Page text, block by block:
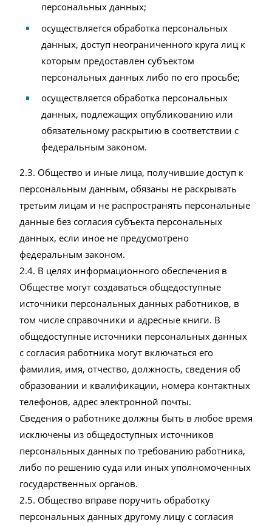
персональных данных;
осуществляется обработка персональных
данных, доступ неограниченного круга лиц к
которым предоставлен субъектом
персональных данных либо по его просьбе;
осуществляется обработка персональных
данных, подлежащих опубликованию или
обязательному раскрытию в соответствии с
федеральным законом.
2.3. Общество и иные лица, получившие доступ к
персональным данным, обязаны не раскрывать
третьим лицам и не распространять персональные
данные без согласия субъекта персональных
данных, если иное не предусмотрено
федеральным законом.
2.4. В целях информационного обеспечения в
Обществе могут создаваться общедоступные
источники персональных данных работников, в
том числе справочники и адресные книги. В
общедоступные источники персональных данных
с согласия работника могут включаться его
фамилия, имя, отчество, должность, сведения об
образовании и квалификации, номера контактных
телефонов, адрес электронной почты.
Сведения о работнике должны быть в любое время
исключены из общедоступных источников
персональных данных по требованию работника,
либо по решению суда или иных уполномоченных
государственных органов.
2.5. Общество вправе поручить обработку
персональных данных другому лицу с согласия